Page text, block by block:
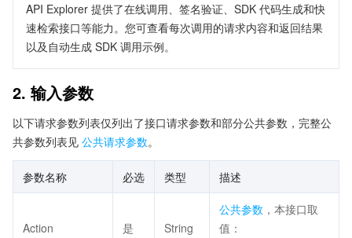
API Explorer 提供了在线调用、签名验证、SDK 代码生成和快
速检索接口等能力。您可查看每次调用的请求内容和返回结果
以及自动生成 SDK 调用示例。
2. 输入参数
以下请求参数列表仅列出了接口请求参数和部分公共参数，完整公
共参数列表见 公共请求参数。
参数名称 必选 类型 描述
Action 是 String
公共参数 ，本接口取
值：